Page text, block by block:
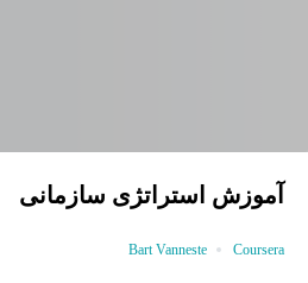
آموزش استراتژی سازمانی
Coursera
Bart Vanneste